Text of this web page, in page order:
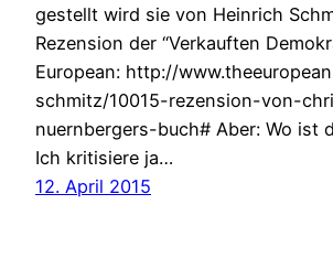
gestellt wird sie von Heinrich
Rezension der “Verkauften
European: http://
schmitz/10015-rezension-von-
nuernbergers-buch# Aber: Wo ist
Ich kritisiere ja…
12. April 2015